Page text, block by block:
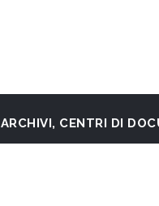
ARCHIVI, CENTRI DI